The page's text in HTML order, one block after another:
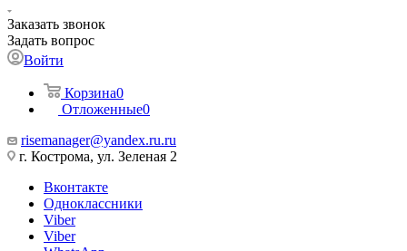
Заказать звонок
Задать вопрос
Войти
Корзина0
Отложенные0
risemanager@yandex.ru.ru
г. Кострома, ул. Зеленая 2
Вконтакте
Одноклассники
Viber
Viber